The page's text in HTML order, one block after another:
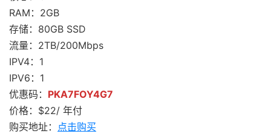
RAM：2GB
存储：80GB SSD
流量：2TB/200Mbps
IPV4：1
IPV6：1
优惠码： PKA7FOY4G7
价格：$22/ 年付
购买地址： 点击购买